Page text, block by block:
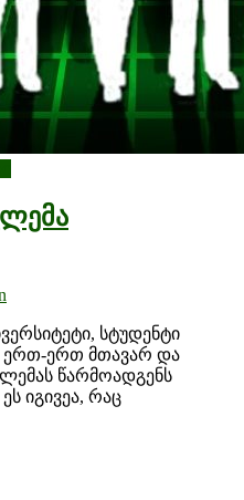
სტუდენტი
ერთ-ერთ მთავარ და
წარმოადგენს
იგივეა, რაც